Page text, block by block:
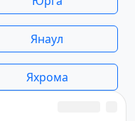
Янаул
Яхрома